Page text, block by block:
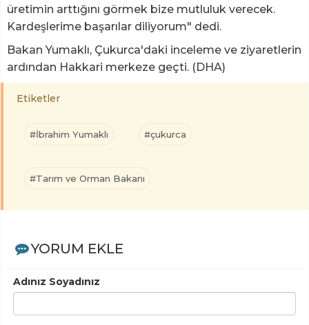
üretimin arttığını görmek bize mutluluk verecek.
Kardeşlerime başarılar diliyorum" dedi.
Bakan Yumaklı, Çukurca'daki inceleme ve ziyaretlerin
ardından Hakkari merkeze geçti. (DHA)
Etiketler
#İbrahim Yumaklı #çukurca
#Tarım ve Orman Bakanı
YORUM EKLE
Adınız Soyadınız